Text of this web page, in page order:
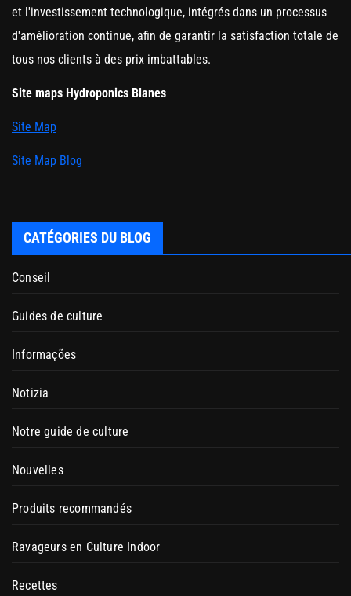
et l'investissement technologique, intégrés dans un processus
d'amélioration continue, afin de garantir la satisfaction totale de
tous nos clients à des prix imbattables.
Site maps Hydroponics Blanes
Site Map
Site Map Blog
CATÉGORIES DU BLOG
Conseil
Guides de culture
Informações
Notizia
Notre guide de culture
Nouvelles
Produits recommandés
Ravageurs en Culture Indoor
Recettes